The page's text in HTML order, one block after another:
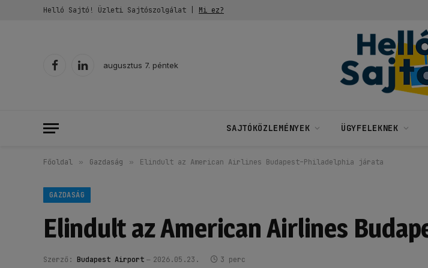
Helló Sajtó! Üzleti Sajtószolgálat | Mi ez?
FacebookLinkedIn
augusztus 7. péntek
SAJTÓKÖZLEMÉNYEK ÜGYFELEKNEK
Főoldal » Gazdaság » Elindult az American Airlines Budapest–Philadelphia járata
GAZDASÁG
Elindult az American Airlines
Szerző: Budapest Airport 2026.05.23. 3 perc